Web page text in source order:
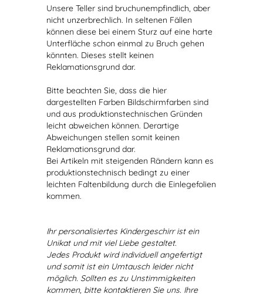
Unsere Teller sind bruchunempfindlich, aber
nicht unzerbrechlich. In seltenen Fällen
können diese bei einem Sturz auf eine harte
Unterfläche schon einmal zu Bruch gehen
könnten. Dieses stellt keinen
Reklamationsgrund dar.
Bitte beachten Sie, dass die hier
dargestellten Farben Bildschirmfarben sind
und aus produktionstechnischen Gründen
leicht abweichen können. Derartige
Abweichungen stellen somit keinen
Reklamationsgrund dar.
Bei Artikeln mit steigenden Rändern kann es
produktionstechnisch bedingt zu einer
leichten Faltenbildung durch die Einlegefolien
kommen.
Ihr personalisiertes Kindergeschirr ist ein
Unikat und mit viel Liebe gestaltet.
Jedes Produkt wird individuell angefertigt
und somit ist ein Umtausch leider nicht
möglich. Sollten es zu Unstimmigkeiten
kommen, bitte kontaktieren Sie uns. Ihre